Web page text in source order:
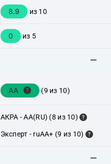
8.9 из 10
0 из 5
AA (9 из 10)
АКРА - AA(RU) (8 из 10)
Эксперт - ruAA+ (9 из 10)